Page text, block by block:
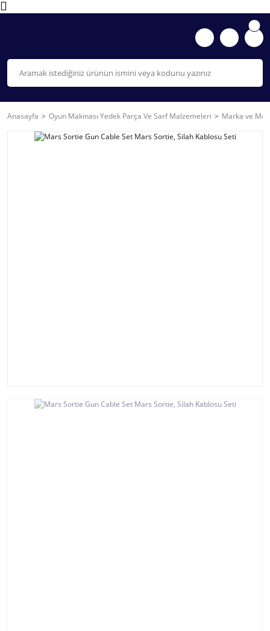
Anasayfa Oyun Makinası Yedek Parça Ve Sarf Malzemeleri Marka ve